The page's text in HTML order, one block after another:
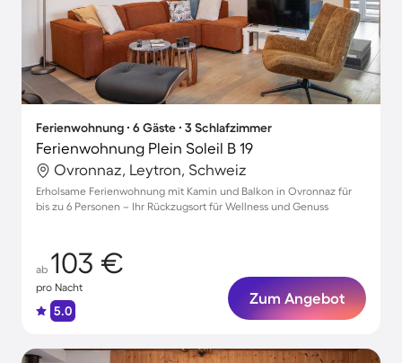
Ferienwohnung ∙ 6 Gäste ∙ 3 Schlafzimmer
Ferienwohnung Plein Soleil B 19
Ovronnaz, Leytron, Schweiz
Erholsame Ferienwohnung mit Kamin und Balkon in Ovronnaz für
bis zu 6 Personen – Ihr Rückzugsort für Wellness und Genuss
ab 103 €
pro Nacht
5.0
Zum Angebot